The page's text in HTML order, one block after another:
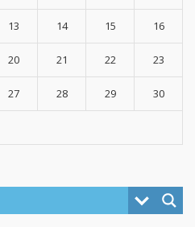
13 14 15 16
20 21 22 23
27 28 29 30